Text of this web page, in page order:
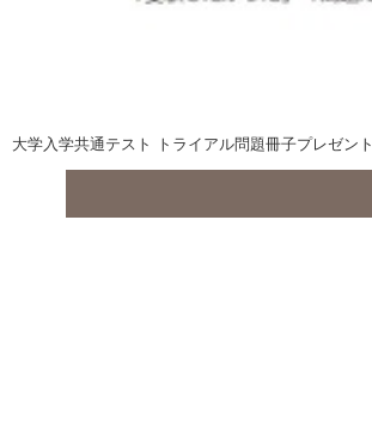
大学入学共通テスト トライアル問題冊子プレゼント